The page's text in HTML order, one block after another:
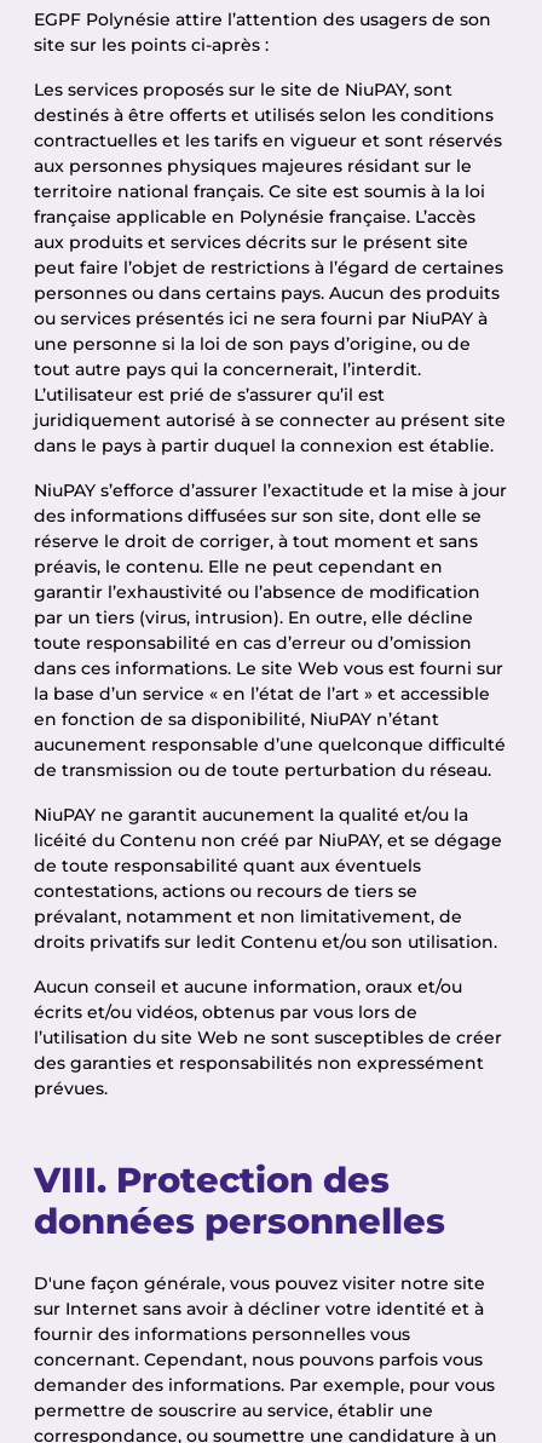
EGPF Polynésie attire l’attention des usagers de son
site sur les points ci-après :
Les services proposés sur le site de NiuPAY, sont
destinés à être offerts et utilisés selon les conditions
contractuelles et les tarifs en vigueur et sont réservés
aux personnes physiques majeures résidant sur le
territoire national français. Ce site est soumis à la loi
française applicable en Polynésie française. L’accès
aux produits et services décrits sur le présent site
peut faire l’objet de restrictions à l’égard de certaines
personnes ou dans certains pays. Aucun des produits
ou services présentés ici ne sera fourni par NiuPAY à
une personne si la loi de son pays d’origine, ou de
tout autre pays qui la concernerait, l’interdit.
L’utilisateur est prié de s’assurer qu’il est
juridiquement autorisé à se connecter au présent site
dans le pays à partir duquel la connexion est établie.
NiuPAY s’efforce d’assurer l’exactitude et la mise à jour
des informations diffusées sur son site, dont elle se
réserve le droit de corriger, à tout moment et sans
préavis, le contenu. Elle ne peut cependant en
garantir l’exhaustivité ou l’absence de modification
par un tiers (virus, intrusion). En outre, elle décline
toute responsabilité en cas d’erreur ou d’omission
dans ces informations. Le site Web vous est fourni sur
la base d’un service « en l’état de l’art » et accessible
en fonction de sa disponibilité, NiuPAY n’étant
aucunement responsable d’une quelconque difficulté
de transmission ou de toute perturbation du réseau.
NiuPAY ne garantit aucunement la qualité et/ou la
licéité du Contenu non créé par NiuPAY, et se dégage
de toute responsabilité quant aux éventuels
contestations, actions ou recours de tiers se
prévalant, notamment et non limitativement, de
droits privatifs sur ledit Contenu et/ou son utilisation.
Aucun conseil et aucune information, oraux et/ou
écrits et/ou vidéos, obtenus par vous lors de
l’utilisation du site Web ne sont susceptibles de créer
des garanties et responsabilités non expressément
prévues.
VIII. Protection des
données personnelles
D'une façon générale, vous pouvez visiter notre site
sur Internet sans avoir à décliner votre identité et à
fournir des informations personnelles vous
concernant. Cependant, nous pouvons parfois vous
demander des informations. Par exemple, pour vous
permettre de souscrire au service, établir une
correspondance, ou soumettre une candidature à un